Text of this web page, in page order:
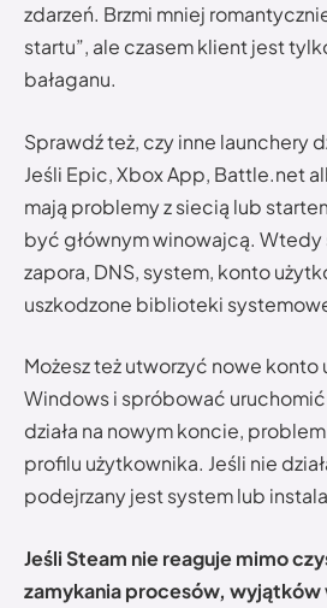
zdarzeń. Brzmi mniej
startu”, ale czasem klient jest
bałaganu.
Sprawdź też, czy inne launchery
Jeśli Epic, Xbox App, Battle.net
mają problemy z siecią lub
być głównym winowajcą. Wtedy
zapora, DNS, system, konto
uszkodzone biblioteki
Możesz też utworzyć nowe konto
Windows i spróbować uruchomić
działa na nowym koncie,
profilu użytkownika. Jeśli nie
podejrzany jest system lub
Jeśli Steam nie reaguje mimo
zamykania procesów, wyjątków